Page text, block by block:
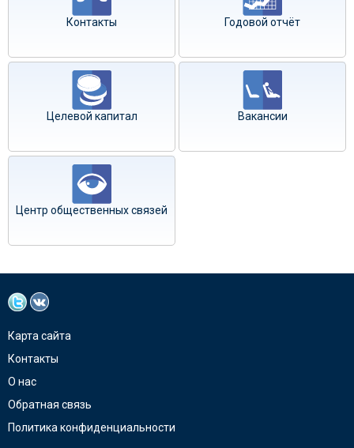
Контакты Годовой отчёт
Целевой капитал Вакансии
Центр общественных связей
Карта сайта
Контакты
О нас
Обратная связь
Политика конфиденциальности